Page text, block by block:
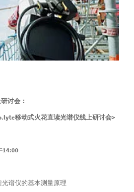
讨会：
移动式火花直读光谱仪线上研讨会>
14:00
谱仪的基本测量原理